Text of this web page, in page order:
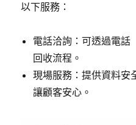
以下服務：
電話洽詢：可透過電
回收流程。
現場服務：提供資料安
讓顧客安心。